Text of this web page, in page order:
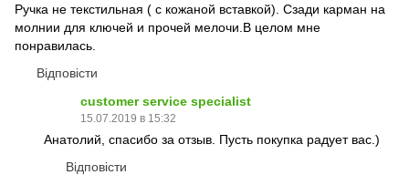
Ручка не текстильная ( с кожаной встaвкой). Сзади карман на
молнии для ключей и прочей мелочи.В целом мне
понравилась.
Відповісти
customer service specialist
15.07.2019 в 15:32
Анатолий, спасибо за отзыв. Пусть покупка радует вас.)
Відповісти